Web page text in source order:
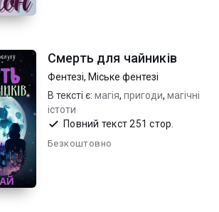
Смерть для чайників
Фентезі, Міське фентезі
В тексті є: магія, пригоди, магічні
істоти
Повний текст 251 стор.
Безкоштовно